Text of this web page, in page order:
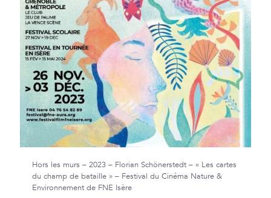
Hors les murs – 2023 – Florian Schönerstedt – « Les cartes
du champ de bataille » – Festival du Cinéma Nature &
Environnement de FNE Isère